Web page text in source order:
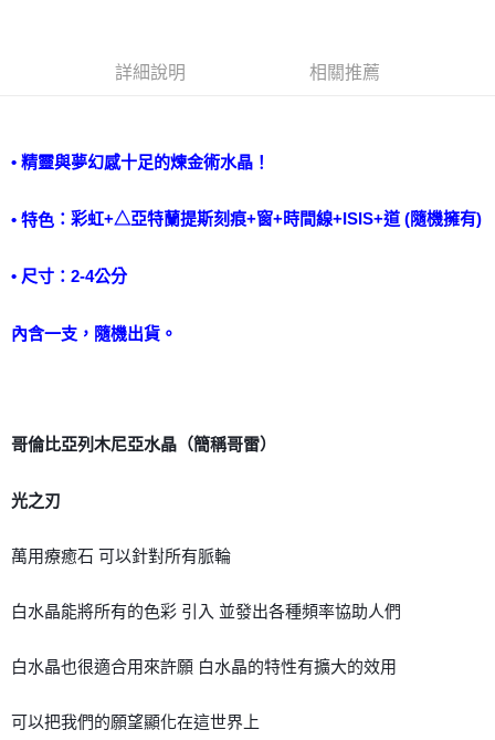
每筆NT$80，滿NT$3,000(含以上)免運費
每筆NT$80，滿NT$3,000(含以上)免運費
免運費
詳細說明 相關推薦
• 精靈與夢幻感十足的煉金術水晶！
• 特色 ： 彩虹+△亞特蘭提斯刻痕+窗+時間線+ISIS+道 (隨機擁有)
• 尺寸：2-4公分
內含一支，隨機出貨。
哥倫比亞列木尼亞水晶（簡稱哥雷）
光之刃
萬用療癒石 可以針對所有脈輪
白水晶能將所有的色彩 引入 並發出各種頻率協助人們
白水晶也很適合用來許願 白水晶的特性有擴大的效用
可以把我們的願望顯化在這世界上